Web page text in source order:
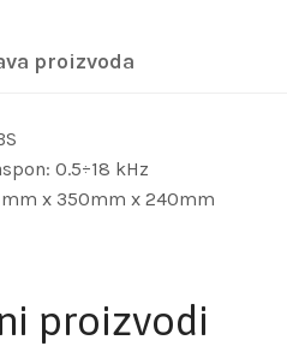
proizvoda
0.5÷18 kHz
x 350mm x 240mm
proizvodi